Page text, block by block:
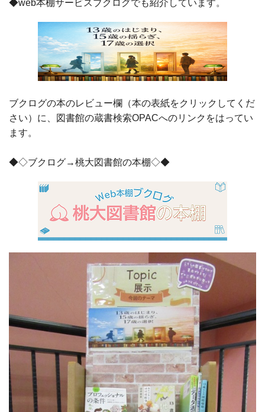
◆web本棚サービスブクログでも紹介しています。
ブクログの本のレビュー欄（本の表紙をクリックしてくだ
さい）に、図書館の蔵書検索OPACへのリンクをはってい
ます。
◆◇ブクログ→桃大図書館の本棚◇◆